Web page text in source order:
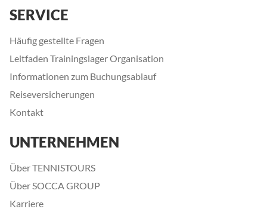
SERVICE
Häufig gestellte Fragen
Leitfaden Trainingslager Organisation
Informationen zum Buchungsablauf
Reiseversicherungen
Kontakt
UNTERNEHMEN
Über TENNISTOURS
Über SOCCA GROUP
Karriere